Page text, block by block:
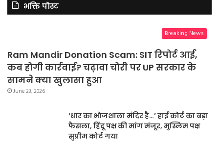
भक्ति पोस्ट
Breaking News
Ram Mandir Donation Scam: SIT रिपोर्ट आई,
कब होगी कार्रवाई? चढ़ावा चोरी पर UP सरकार के
सामने क्या खुलासा हुआ
June 23, 2026
‘धार का भोजशाला मंदिर है…’ हाई कोर्ट का बड़ा
फैसला, हिंदू पक्ष की मांग मंजूर, मुस्लिम पक्ष
सुप्रीम कोर्ट गया